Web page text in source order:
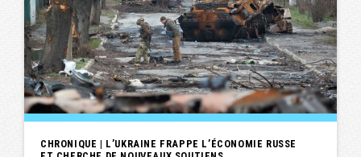
CHRONIQUE | L’UKRAINE FRAPPE L’ÉCONOMIE RUSSE